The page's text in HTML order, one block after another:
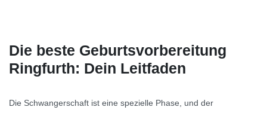
Die beste Geburtsvorbereitung
Ringfurth: Dein Leitfaden
Die Schwangerschaft ist eine spezielle Phase, und der